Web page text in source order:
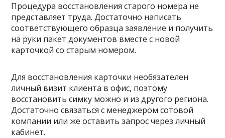
Процедура восстановления старого номера не
представляет труда. Достаточно написать
соответствующего образца заявление и получить
на руки пакет документов вместе с новой
карточкой со старым номером.
Для восстановления карточки необязателен
личный визит клиента в офис, поэтому
восстановить симку можно и из другого региона.
Достаточно связаться с менеджером сотовой
компании или же оставить запрос через личный
кабинет.